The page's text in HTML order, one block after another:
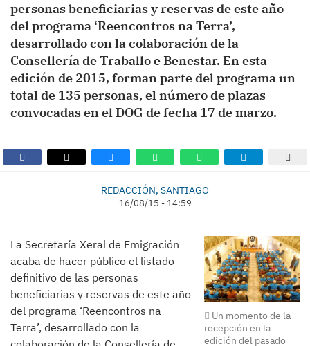
personas beneficiarias y reservas de este año
del programa ‘Reencontros na Terra’,
desarrollado con la colaboración de la
Consellería de Traballo e Benestar. En esta
edición de 2015, forman parte del programa un
total de 135 personas, el número de plazas
convocadas en el DOG de fecha 17 de marzo.
REDACCIÓN, SANTIAGO
16/08/15 - 14:59
Un momento de la
recepción en la
edición del pasado
La Secretaría Xeral de Emigración
acaba de hacer público el listado
definitivo de las personas
beneficiarias y reservas de este año
del programa ‘Reencontros na
Terra’, desarrollado con la